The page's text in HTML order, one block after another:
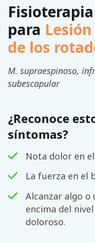
para
de los
M. supraespinoso,
subescapular
¿Reconoce
síntomas?
Nota dolor en
La fuerza en el
Alcanzar algo
encima del
doloroso.